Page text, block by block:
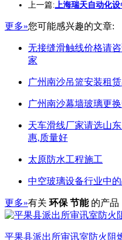
上一篇:上海瑞天自动化设
更多»您可能感兴趣的文章:
无接缝滑触线价格请
家
广州南沙吊篮安装租
广州南沙幕墙玻璃更
天车滑线厂家请选山
惠,质量好
太原防水工程施工
中空玻璃设备行业中
更多»有关 环保 节能 的产品
平果县派出所审讯室防火阻